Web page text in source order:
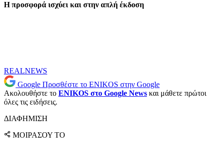
Hπροσφορά ισχύει και στην απλή έκδοση
REALNEWS
Google Προσθέστε το ENIKOS στην Google
Ακολουθήστε το ENIKOS στο Google News και μάθετε πρώτοι
όλες τις ειδήσεις.
ΔΙΑΦΗΜΙΣΗ
ΜΟΙΡΑΣΟΥ ΤΟ